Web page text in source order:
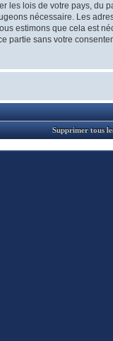
les lois de votre pays, du
nécessaire. Les
estimons que cela est
partie sans votre
Supprimer tous